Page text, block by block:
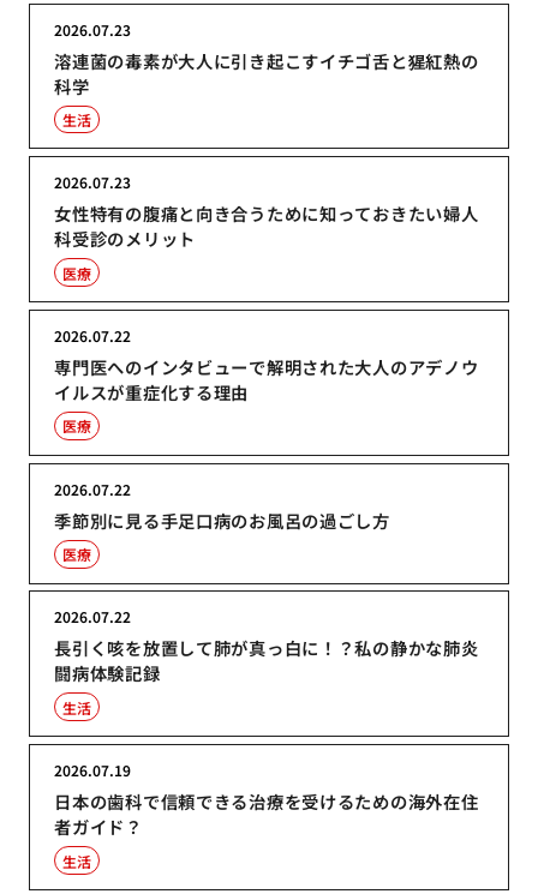
溶連菌の毒素が大人に引き起こすイチゴ舌と猩紅熱の
科学
2026.07.23
生活
女性特有の腹痛と向き合うために知っておきたい婦人
科受診のメリット
2026.07.23
医療
専門医へのインタビューで解明された大人のアデノウ
イルスが重症化する理由
2026.07.22
医療
季節別に見る手足口病のお風呂の過ごし方
2026.07.22
医療
長引く咳を放置して肺が真っ白に！？私の静かな肺炎
闘病体験記録
2026.07.22
生活
日本の歯科で信頼できる治療を受けるための海外在住
者ガイド？
2026.07.19
生活